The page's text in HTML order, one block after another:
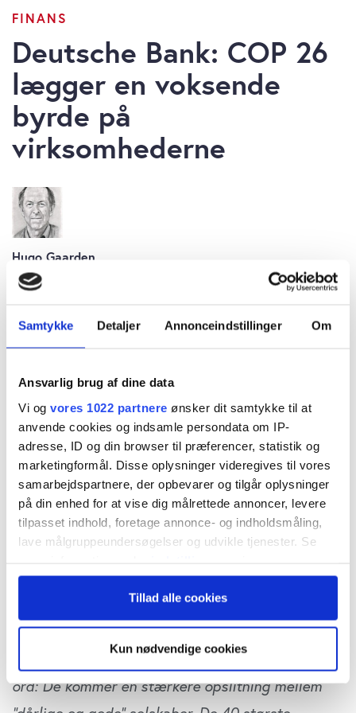
Samtykke Detaljer Annonceindstillinger Om
Ansvarlig brug af dine data
Vi og vores 1022 partnere ønsker dit samtykke til at
anvende cookies og indsamle persondata om IP-
adresse, ID og din browser til præferencer, statistik og
marketingformål. Disse oplysninger videregives til vores
samarbejdspartnere, der opbevarer og tilgår oplysninger
på din enhed for at vise dig målrettede annoncer, levere
tilpasset indhold, foretage annonce- og indholdsmåling,
lave målgruppeundersøgelser og udvikle tjenester. Se
persondatapolitik. Du kan altid trække dit samtykke
tilbage eller ændre indstillinger fra vores
"Cookiedeklaration", eller ved at trykke på "Privacy
Hvis du tillader det, vil vi også gerne:
Indsamle præcise oplysninger om din placering,
Tillad alle cookies
Kun nødvendige cookies
FINANS
Deutsche Bank: COP 26
lægger en voksende
byrde på
virksomhederne
Hugo Gaarden
torsdag 04. november 2021 kl. 11:14
konsekvensen ved COP 26, at der bliver lagt en
voksende byrde på virksomhederne, men at
byrden rammer meget forskelligt. De mest
forurenende virksomheder har den forholdsvis
laveste indtjening, og de har dermed de dårligste
muligheder for at skabe en grøn produktion. De
kan blive straffet af investorer, regeringer og
forbrugere. Men virksomheder, der evner
transformation til grøn produktion, får gavn af
forbrugeropbakning og af de stadigt bedre
grønne finansieringsmuligheder. Sagt med andre
ord: De kommer en stærkere opslitning mellem